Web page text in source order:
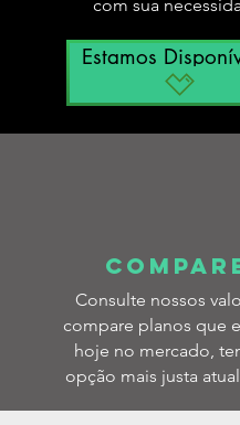
com sua
Estamos
Consulte nossos
compare planos que
hoje no mercado,
opção mais justa